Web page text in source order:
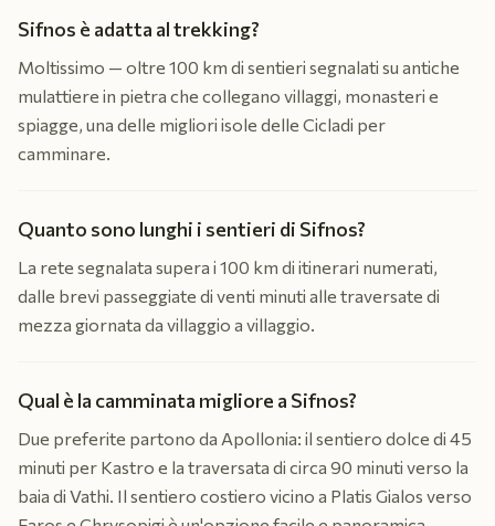
Sifnos è adatta al trekking?
Moltissimo — oltre 100 km di sentieri segnalati su antiche
mulattiere in pietra che collegano villaggi, monasteri e
spiagge, una delle migliori isole delle Cicladi per
camminare.
Quanto sono lunghi i sentieri di Sifnos?
La rete segnalata supera i 100 km di itinerari numerati,
dalle brevi passeggiate di venti minuti alle traversate di
mezza giornata da villaggio a villaggio.
Qual è la camminata migliore a Sifnos?
Due preferite partono da Apollonia: il sentiero dolce di 45
minuti per Kastro e la traversata di circa 90 minuti verso la
baia di Vathi. Il sentiero costiero vicino a Platis Gialos verso